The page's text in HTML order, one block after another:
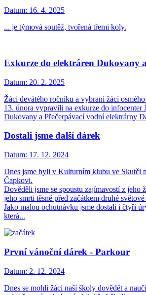
Datum: 16. 4. 2025
... je týmová soutěž, tvořená třemi koly.
Exkurze do elektráren Dukovany
Datum: 20. 2. 2025
Žáci devátého ročníku a vybraní žáci
13. února vypravili na exkurze do infocenter
Dukovany a Přečerpávací vodní elektrárny
Dostali jsme další dárek
Datum: 17. 12. 2024
Dnes jsme byli v Kulturním klubu ve Skutči
Čapkovi.
Dověděli jsme se spoustu zajímavostí z jeho
jeho smrti těsně před začátkem druhé
Jako malou ochutnávku jsme dostali i čtyři
která...
První vánoční dárek - Parkour
Datum: 2. 12. 2024
Dnes se mohli žáci naší školy dovědět a